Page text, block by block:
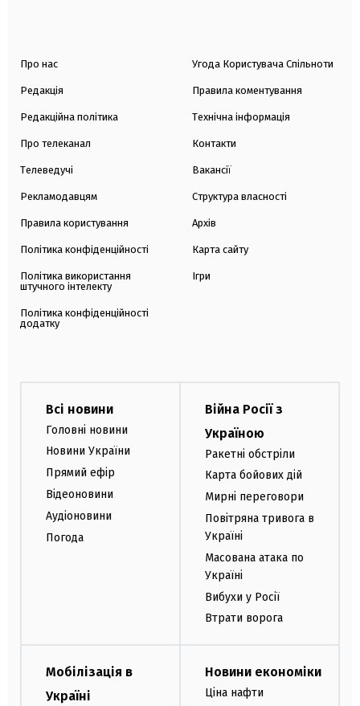
Про нас
Редакція
Редакційна політика
Про телеканал
Телеведучі
Рекламодавцям
Правила користування
Політика конфіденційності
Політика використання
штучного інтелекту
Політика конфіденційності
додатку
Угода Користувача Спільноти
Правила коментування
Технічна інформація
Контакти
Вакансії
Структура власності
Архів
Карта сайту
Ігри
Всі новини
Головні новини
Новини України
Прямий ефір
Відеоновини
Аудіоновини
Погода
Війна Росії з
Україною
Ракетні обстріли
Карта бойових дій
Мирні переговори
Повітряна тривога в
Україні
Масована атака по
Україні
Вибухи у Росії
Втрати ворога
Мобілізація в
Україні
Новини економіки
Ціна нафти